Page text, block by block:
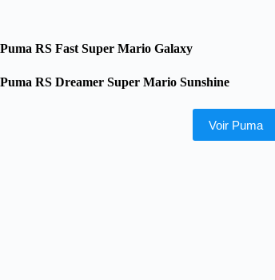
Puma RS Fast Super Mario Galaxy
Puma RS Dreamer Super Mario Sunshine
Voir Puma